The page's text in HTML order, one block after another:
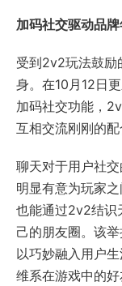
加码社交驱动品
受到2v2玩法鼓励
身。在10月12日
加码社交功能，
互相交流刚刚的配
聊天对于用户社
明显有意为玩家
也能通过2v2结识
己的朋友圈。该
以巧妙融入用户
维系在游戏中的好